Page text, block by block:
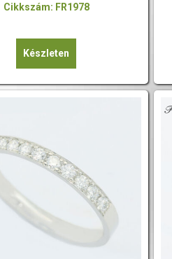
Cikkszám: FR1978
Készleten